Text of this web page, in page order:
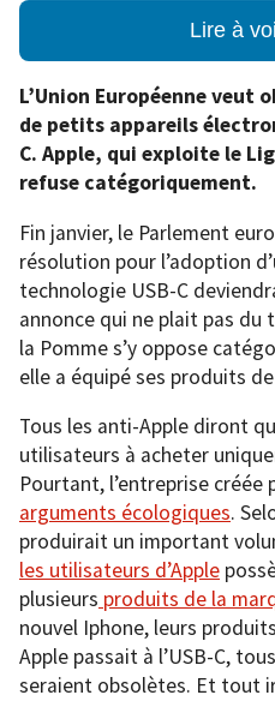
Lire à
L’Union Européenne veut
de petits appareils
C. Apple, qui exploite le
refuse catégoriquement.
Fin janvier, le Parlement
résolution pour l’adoption
technologie USB-C
annonce qui ne plait pas du
la Pomme s’y oppose
elle a équipé ses produits
Tous les anti-Apple diront
utilisateurs à acheter
Pourtant, l’entreprise créée
arguments écologiques.
produirait un important
les utilisateurs d’Apple
plusieurs produits de la
nouvel Iphone, leurs
Apple passait à l’USB-C,
seraient obsolètes. Et tout